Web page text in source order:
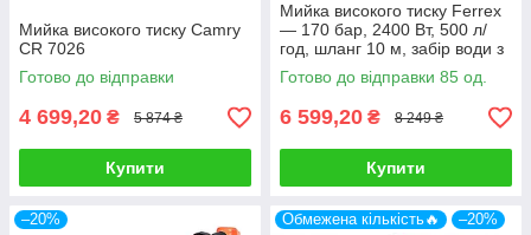
Мийка високого тиску Camry
CR 7026
Готово до відправки
4 699,20 ₴ 5 874 ₴
Купити
Мийка високого тиску Ferrex
— 170 бар, 2400 Вт, 500 л/
год, шланг 10 м, забір води з
бочки
Готово до відправки 85 од.
6 599,20 ₴ 8 249 ₴
Купити
–20% Обмежена кількість🔥 –20%